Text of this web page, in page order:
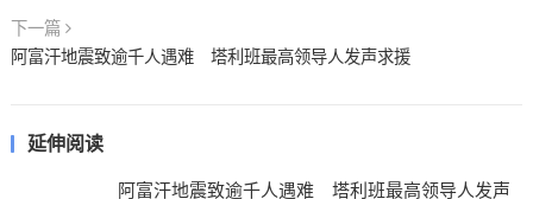
下一篇
阿富汗地震致逾千人遇难 塔利班最高领导人发声求援
延伸阅读
阿富汗地震致逾千人遇难 塔利班最高领导人发声